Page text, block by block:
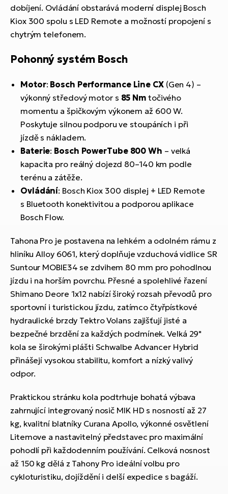
dobíjení. Ovládání obstarává moderní displej Bosch
Kiox 300 spolu s LED Remote a možností propojení s
chytrým telefonem.
Pohonný systém Bosch
Motor: Bosch Performance Line CX(Gen 4) –
výkonný středový motor s 85 Nm točivého
momentu a špičkovým výkonem až 600 W.
Poskytuje silnou podporu ve stoupáních i při
jízdě s nákladem.
Baterie: Bosch PowerTube 800 Wh – velká
kapacita pro reálný dojezd 80–140 km podle
terénu a zátěže.
Ovládání: Bosch Kiox 300 displej + LED Remote
s Bluetooth konektivitou a podporou aplikace
Bosch Flow.
Tahona Pro je postavena na lehkém a odolném rámu z
hliníku Alloy 6061, který doplňuje vzduchová vidlice SR
Suntour MOBIE34 se zdvihem 80 mm pro pohodlnou
jízdu i na horším povrchu. Přesné a spolehlivé řazení
Shimano Deore 1x12 nabízí široký rozsah převodů pro
sportovní i turistickou jízdu, zatímco čtyřpístkové
hydraulické brzdy Tektro Volans zajišťují jisté a
bezpečné brzdění za každých podmínek. Velká 29"
kola se širokými plášti Schwalbe Advancer Hybrid
přinášejí vysokou stabilitu, komfort a nízký valivý
odpor.
Praktickou stránku kola podtrhuje bohatá výbava
zahrnující integrovaný nosič MIK HD s nosností až 27
kg, kvalitní blatníky Curana Apollo, výkonné osvětlení
Litemove a nastavitelný představec pro maximální
pohodlí při každodenním používání. Celková nosnost
až 150 kg dělá z Tahony Pro ideální volbu pro
cykloturistiku, dojíždění i delší expedice s bagáží.